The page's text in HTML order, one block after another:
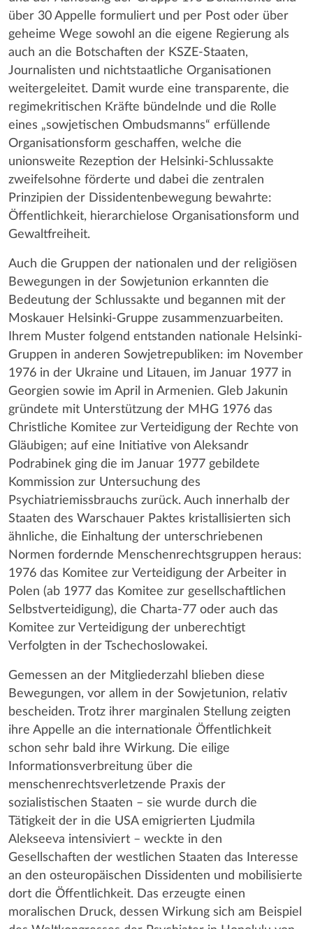
über 30 Appelle formuliert und per Post oder über
geheime Wege sowohl an die eigene Regierung als
auch an die Botschaften der KSZE-Staaten,
Journalisten und nichtstaatliche Organisationen
weitergeleitet. Damit wurde eine transparente, die
regimekritischen Kräfte bündelnde und die Rolle
eines „sowjetischen Ombudsmanns“ erfüllende
Organisationsform geschaffen, welche die
unionsweite Rezeption der Helsinki-Schlussakte
zweifelsohne förderte und dabei die zentralen
Prinzipien der Dissidentenbewegung bewahrte:
Öffentlichkeit, hierarchielose Organisationsform und
Gewaltfreiheit.
Auch die Gruppen der nationalen und der religiösen
Bewegungen in der Sowjetunion erkannten die
Bedeutung der Schlussakte und begannen mit der
Moskauer Helsinki-Gruppe zusammenzuarbeiten.
Ihrem Muster folgend entstanden nationale Helsinki-
Gruppen in anderen Sowjetrepubliken: im November
1976 in der Ukraine und Litauen, im Januar 1977 in
Georgien sowie im April in Armenien. Gleb Jakunin
gründete mit Unterstützung der MHG 1976 das
Christliche Komitee zur Verteidigung der Rechte von
Gläubigen; auf eine Initiative von Aleksandr
Podrabinek ging die im Januar 1977 gebildete
Kommission zur Untersuchung des
Psychiatriemissbrauchs zurück. Auch innerhalb der
Staaten des Warschauer Paktes kristallisierten sich
ähnliche, die Einhaltung der unterschriebenen
Normen fordernde Menschenrechtsgruppen heraus:
1976 das Komitee zur Verteidigung der Arbeiter in
Polen (ab 1977 das Komitee zur gesellschaftlichen
Selbstverteidigung), die Charta-77 oder auch das
Komitee zur Verteidigung der unberechtigt
Verfolgten in der Tschechoslowakei.
Gemessen an der Mitgliederzahl blieben diese
Bewegungen, vor allem in der Sowjetunion, relativ
bescheiden. Trotz ihrer marginalen Stellung zeigten
ihre Appelle an die internationale Öffentlichkeit
schon sehr bald ihre Wirkung. Die eilige
Informationsverbreitung über die
menschenrechtsverletzende Praxis der
sozialistischen Staaten – sie wurde durch die
Tätigkeit der in die USA emigrierten Ljudmila
Alekseeva intensiviert – weckte in den
Gesellschaften der westlichen Staaten das Interesse
an den osteuropäischen Dissidenten und mobilisierte
dort die Öffentlichkeit. Das erzeugte einen
moralischen Druck, dessen Wirkung sich am Beispiel